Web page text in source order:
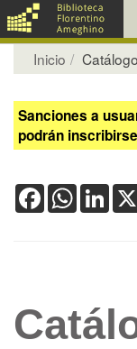
Inicio Catálogo
Sanciones a
podrán
Facebook